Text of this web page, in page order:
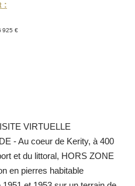
:
925 €
VIRTUELLE
- Au coeur de Kerity, à 400
et du littoral, HORS ZONE
en pierres habitable